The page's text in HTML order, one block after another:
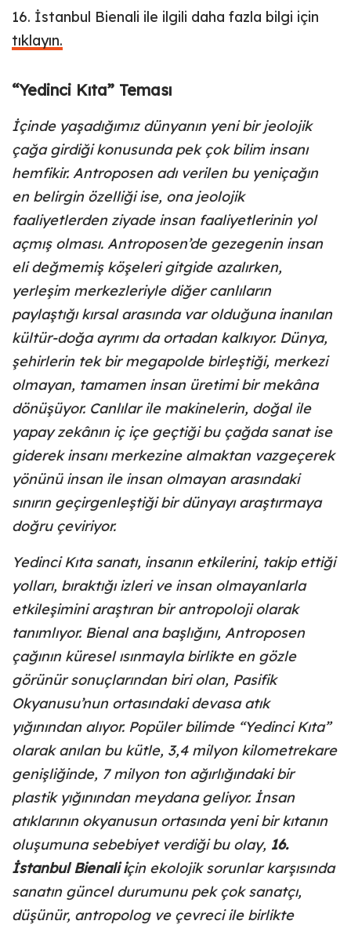
16. İstanbul Bienali ile ilgili daha fazla bilgi için
tıklayın.
“Yedinci Kıta” Teması
İçinde yaşadığımız dünyanın yeni bir jeolojik
çağa girdiği konusunda pek çok bilim insanı
hemfikir. Antroposen adı verilen bu yeniçağın
en belirgin özelliği ise, ona jeolojik
faaliyetlerden ziyade insan faaliyetlerinin yol
açmış olması. Antroposen’de gezegenin insan
eli değmemiş köşeleri gitgide azalırken,
yerleşim merkezleriyle diğer canlıların
paylaştığı kırsal arasında var olduğuna inanılan
kültür-doğa ayrımı da ortadan kalkıyor. Dünya,
şehirlerin tek bir megapolde birleştiği, merkezi
olmayan, tamamen insan üretimi bir mekâna
dönüşüyor. Canlılar ile makinelerin, doğal ile
yapay zekânın iç içe geçtiği bu çağda sanat ise
giderek insanı merkezine almaktan vazgeçerek
yönünü insan ile insan olmayan arasındaki
sınırın geçirgenleştiği bir dünyayı araştırmaya
doğru çeviriyor.
Yedinci Kıta sanatı, insanın etkilerini, takip ettiği
yolları, bıraktığı izleri ve insan olmayanlarla
etkileşimini araştıran bir antropoloji olarak
tanımlıyor. Bienal ana başlığını, Antroposen
çağının küresel ısınmayla birlikte en gözle
görünür sonuçlarından biri olan, Pasifik
Okyanusu’nun ortasındaki devasa atık
yığınından alıyor. Popüler bilimde “Yedinci Kıta”
olarak anılan bu kütle, 3,4 milyon kilometrekare
genişliğinde, 7 milyon ton ağırlığındaki bir
plastik yığınından meydana geliyor. İnsan
atıklarının okyanusun ortasında yeni bir kıtanın
oluşumuna sebebiyet verdiği bu olay, 16.
İstanbul Bienali için ekolojik sorunlar karşısında
sanatın güncel durumunu pek çok sanatçı,
düşünür, antropolog ve çevreci ile birlikte